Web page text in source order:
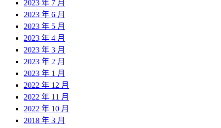
2023 年 7 月
2023 年 6 月
2023 年 5 月
2023 年 4 月
2023 年 3 月
2023 年 2 月
2023 年 1 月
2022 年 12 月
2022 年 11 月
2022 年 10 月
2018 年 3 月